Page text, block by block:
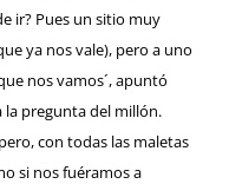
ir? Pues un sitio muy
ya nos vale), pero a uno
nos vamos´, apuntó
la pregunta del millón.
con todas las maletas
si nos fuéramos a